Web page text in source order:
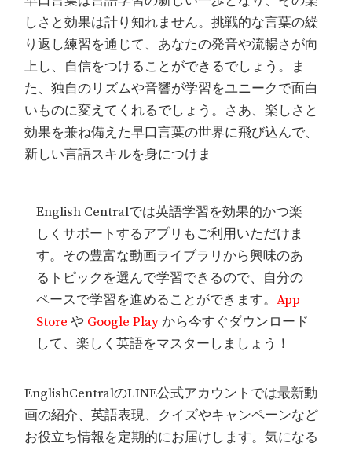
しさと効果は計り知れません。挑戦的な言葉の繰
り返し練習を通じて、あなたの発音や流暢さが向
上し、自信をつけることができるでしょう。ま
た、独自のリズムや音響が学習をユニークで面白
いものに変えてくれるでしょう。さあ、楽しさと
効果を兼ね備えた早口言葉の世界に飛び込んで、
新しい言語スキルを身につけま
English Centralでは英語学習を効果的かつ楽
しくサポートするアプリもご利用いただけま
す。その豊富な動画ライブラリから興味のあ
るトピックを選んで学習できるので、自分の
ペースで学習を進めることができます。App
Store や Google Playから今すぐダウンロード
して、楽しく英語をマスターしましょう！
EnglishCentralのLINE公式アカウントでは最新動
画の紹介、英語表現、クイズやキャンペーンなど
お役立ち情報を定期的にお届けします。気になる